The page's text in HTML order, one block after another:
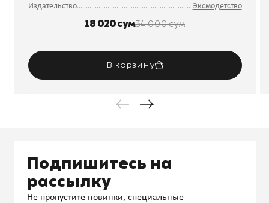
Издательство
Эксмодетство
18 020 сум34 000 сум
В корзину
Подпишитесь на
рассылку
Не пропустите новинки, специальные